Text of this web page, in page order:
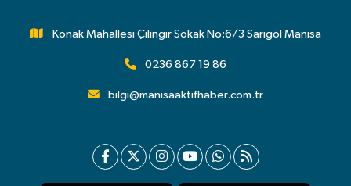
Konak Mahallesi Çilingir Sokak No:6/3 Sarıgöl Manisa
0236 867 19 86
bilgi@manisaaktifhaber.com.tr